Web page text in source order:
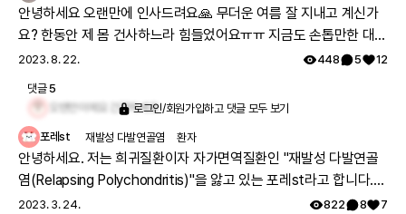
안녕하세요 오랜만에 인사드려요🙏 무더운 여름 잘 지내고 계신가
요? 한동안 제 몸 건사하느라 힘들었어요ㅠㅠ 지금도 손톱만한 대왕
구내염 3개+한여름감기로 열이 오르락내리락하는 와중이라 정신이
오락가락합니다ㅠㅠ 코로나는 아니라는데 감기가 왜이리 독한지 잘
안 나아지네요... 와중에 출근을 해야해서 더 힘든 것 같아요 오늘도
사직서를 품고 출근했습니다😭 주변에 피해주지 않으려고 마스크
를 쓰고왔는데 열이 나는지 제 숨이 뜨겁네요ㅜㅠ 오늘 하루도 화이
팅입니다🤒
2023. 8. 22. 448 5 12
댓글5
오랜만이에요 건강하세요로그인/회원가입하고 댓글 모두 보기
포레st 재발성 다발연골염 환자
안녕하세요. 저는 희귀질환이자 자가면역질환인 "재발성 다발연골
염(Relapsing Polychondritis)"을 앓고 있는 포레st라고 합니다.
제가 앓고 있는 이 병은 연골이 있는 곳이면 어디든 염증이 생기고,
2023. 3. 24. 822 8 7